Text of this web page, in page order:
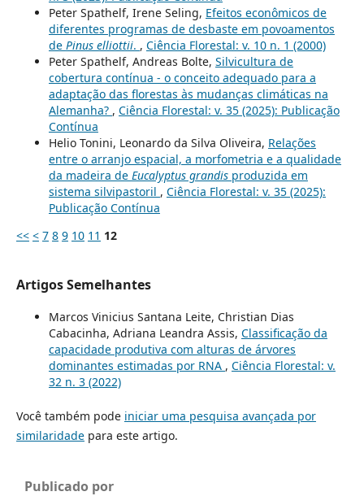
Peter Spathelf, Irene Seling, Efeitos econômicos de
diferentes programas de desbaste em povoamentos
de Pinus elliottii. , Ciência Florestal: v. 10 n. 1 (2000)
Peter Spathelf, Andreas Bolte, Silvicultura de
cobertura contínua - o conceito adequado para a
adaptação das florestas às mudanças climáticas na
Alemanha? , Ciência Florestal: v. 35 (2025): Publicação
Contínua
Helio Tonini, Leonardo da Silva Oliveira, Relações
entre o arranjo espacial, a morfometria e a qualidade
da madeira de Eucalyptus grandisproduzida em
sistema silvipastoril , Ciência Florestal: v. 35 (2025):
Publicação Contínua
<< < 7 8 9 10 11 12
Artigos Semelhantes
Marcos Vinicius Santana Leite, Christian Dias
Cabacinha, Adriana Leandra Assis, Classificação da
capacidade produtiva com alturas de árvores
dominantes estimadas por RNA , Ciência Florestal: v.
32 n. 3 (2022)
Você também pode iniciar uma pesquisa avançada por
similaridadepara este artigo.
Publicado por